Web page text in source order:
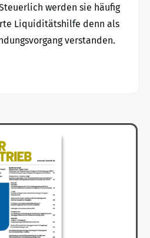
werden sie häufig
Liquiditätshilfe denn als
verstanden.